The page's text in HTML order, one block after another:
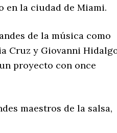
en la ciudad de Miami.
de la música como
Cruz y Giovanni
proyecto con once
maestros de la salsa,